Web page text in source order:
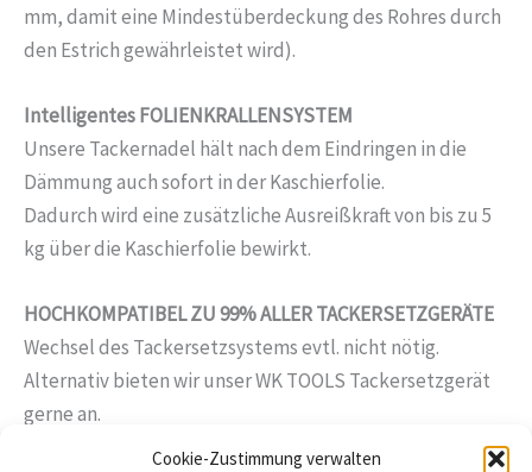
Cookie-Zustimmung verwalten
mm, damit eine Mindestüberdeckung des Rohres durch
den Estrich gewährleistet wird).
Intelligentes FOLIENKRALLENSYSTEM
Unsere Tackernadel hält nach dem Eindringen in die
Dämmung auch sofort in der Kaschierfolie.
Dadurch wird eine zusätzliche Ausreißkraft von bis zu 5
kg über die Kaschierfolie bewirkt.
HOCHKOMPATIBEL ZU 99% ALLER TACKERSETZGERÄTE
Wechsel des Tackersetzsystems evtl. nicht nötig.
Alternativ bieten wir unser WK TOOLS Tackersetzgerät
gerne an.